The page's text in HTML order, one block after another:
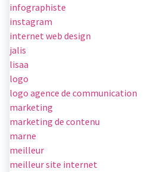
infographiste
instagram
internet web design
jalis
lisaa
logo
logo agence de communication
marketing
marketing de contenu
marne
meilleur
meilleur site internet